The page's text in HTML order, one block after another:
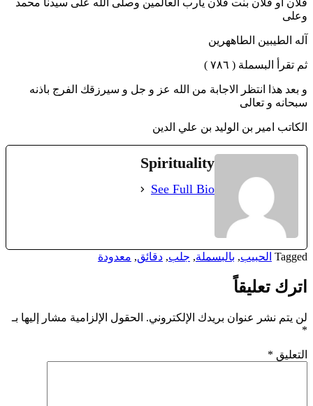
فلان او فلان بنت فلان يارب العالمين وصلى الله على سيدنا محمد
وعلى
آله الطيبين الطاههرين
ثم تقرأ البسملة ( ٧٨٦ )
و بعد هذا انتظر الاجابة من الله عز و جل و سيرزقك الفرج باذنه
سبحانه و تعالى
الكاتب امير بن الوليد بن علي الدين
Spirituality
See Full Bio
Tagged الحبيب, بالبسملة, جلب, دقائق, معدودة
اترك تعليقاً
لن يتم نشر عنوان بريدك الإلكتروني. الحقول الإلزامية مشار إليها بـ
*
التعليق *